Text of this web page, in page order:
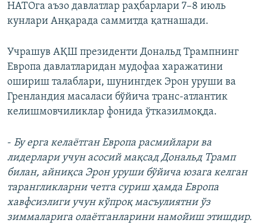
НАТОга аъзо давлатлар раҳбарлари 7–8 июль
кунлари Анқарада саммитда қатнашади.
Учрашув АҚШ президенти Дональд Трампнинг
Европа давлатларидан мудофаа харажатини
ошириш талаблари, шунингдек Эрон уруши ва
Гренландия масаласи бўйича транс-атлантик
келишмовчиликлар фонида ўтказилмоқда.
- Бу ерга келаётган Европа расмийлари ва
лидерлари учун асосий мақсад Дональд Трамп
билан, айниқса Эрон уруши бўйича юзага келган
тарангликларни четга суриш ҳамда Европа
хавфсизлиги учун кўпроқ масъулиятни ўз
зиммаларига олаётганларини намойиш этишдир.